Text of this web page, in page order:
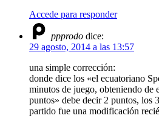
Accede para responder
ppprodo dice:
29 agosto, 2014 a las 13:57
una simple corrección:
donde dice los «el ecuatoriano
minutos de juego, obteniendo de
puntos» debe decir 2 puntos, los
partido fue una modificación